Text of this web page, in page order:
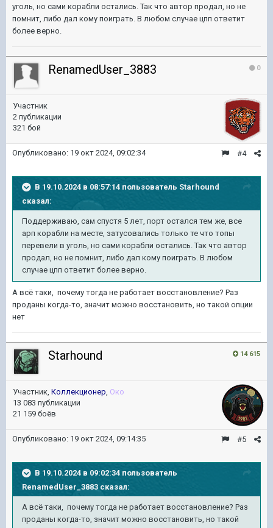
уголь, но сами корабли остались. Так что автор продал, но не
помнит, либо дал кому поиграть. В любом случае цпп ответит
более верно.
0
RenamedUser_3883
Участник
2 публикации
321 бой
#4
Опубликовано: 19 окт 2024, 09:02:34
В 19.10.2024 в 08:57:14 пользователь Starhound
сказал:
Поддерживаю, сам спустя 5 лет, порт остался тем же, все
арп корабли на месте, затусовались только те что топы
перевели в уголь, но сами корабли остались. Так что автор
продал, но не помнит, либо дал кому поиграть. В любом
случае цпп ответит более верно.
А всё таки, почему тогда не работает восстановление? Раз
проданы когда-то, значит можно восстановить, но такой опции
нет
14 615
Starhound
Участник, Коллекционер, Око
13 083 публикации
21 159 боёв
#5
Опубликовано: 19 окт 2024, 09:14:35
В 19.10.2024 в 09:02:34 пользователь
RenamedUser_3883 сказал:
А всё таки, почему тогда не работает восстановление? Раз
проданы когда-то, значит можно восстановить, но такой